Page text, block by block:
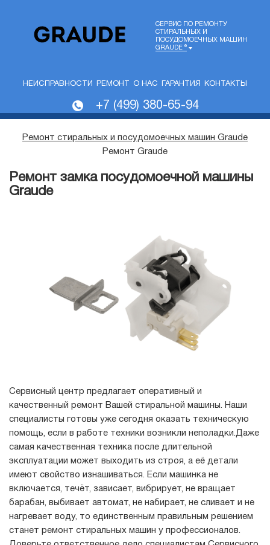
СЕРВИС ПО РЕМОНТУ
СТИРАЛЬНЫХ И
ПОСУДОМОЕЧНЫХ МАШИН
GRAUDE ®
НЕИСПРАВНОСТИ РЕМОНТ О НАС ГАРАНТИЯ КОНТАКТЫ
+7 (499) 380-65-94
Ремонт стиральных и посудомоечных машин Graude
Ремонт Graude
Ремонт замка посудомоечной машины
Graude
Сервисный центр предлагает оперативный и
качественный ремонт Вашей стиральной машины. Наши
специалисты готовы уже сегодня оказать техническую
помощь, если в работе техники возникли неполадки.Даже
самая качественная техника после длительной
эксплуатации может выходить из строя, а её детали
имеют свойство изнашиваться. Если машинка не
включается, течёт, зависает, вибрирует, не вращает
барабан, выбивает автомат, не набирает, не сливает и не
нагревает воду, то единственным правильным решением
станет ремонт стиральных машин у профессионалов.